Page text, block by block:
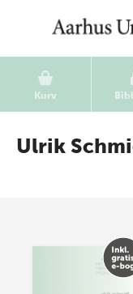
Kurv
Ulrik